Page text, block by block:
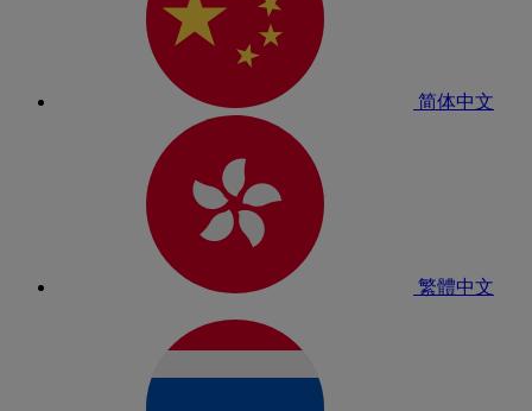
简体中文
繁體中文